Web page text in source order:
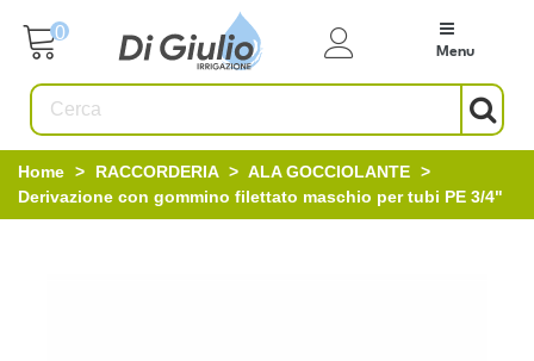
0
Menu
Home > RACCORDERIA > ALA GOCCIOLANTE >
Derivazione con gommino filettato maschio per tubi PE 3/4"